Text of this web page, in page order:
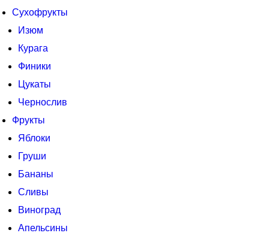
Сухофрукты
Изюм
Курага
Финики
Цукаты
Чернослив
Фрукты
Яблоки
Груши
Бананы
Сливы
Виноград
Апельсины